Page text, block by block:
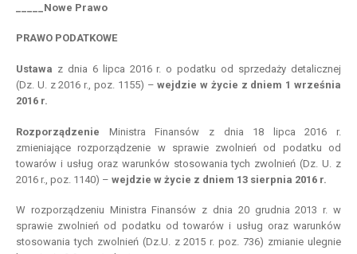
_____Nowe Prawo
PRAWO PODATKOWE
Ustawa z dnia 6 lipca 2016 r. o podatku od sprzedaży detalicznej
(Dz. U. z 2016 r., poz. 1155) – wejdziew życie z dniem 1 września
2016 r.
Rozporządzenie Ministra Finansów z dnia 18 lipca 2016 r.
zmieniające rozporządzenie w sprawie zwolnień od podatku od
towarów i usług oraz warunków stosowania tych zwolnień (Dz. U. z
2016 r., poz. 1140) – wejdzie w życie z dniem 13 sierpnia 2016 r.
W rozporządzeniu Ministra Finansów z dnia 20 grudnia 2013 r. w
sprawie zwolnień od podatku od towarów i usług oraz warunków
stosowania tych zwolnień (Dz.U. z 2015 r. poz. 736) zmianie ulegnie